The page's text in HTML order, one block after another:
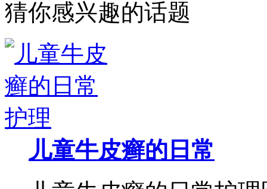
猜你感兴趣的话题
儿童牛皮癣的日常